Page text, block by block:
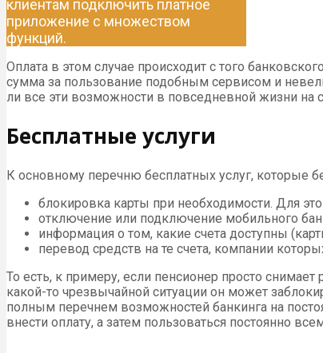
клиентам подключить платное
приложение с множеством
функций.
Оплата в этом случае происходит с того
сумма за пользование подобным сервисом и
ли все эти возможности в повседневной жизни на
Бесплатные услуги
К основному перечню бесплатных услуг, которые
блокировка карты при необходимости. Для
отключение или подключение мобильного
информация о том, какие счета доступны
перевод средств на те счета, компании
То есть, к примеру, если пенсионер просто
какой-то чрезвычайной ситуации он может
полным перечнем возможностей банкинга на
внести оплату, а затем пользоваться постоянно